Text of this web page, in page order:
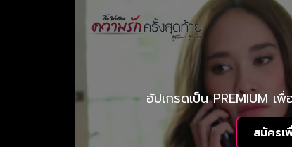
อัปเกรดเป็น PREMIUM
สมัคร